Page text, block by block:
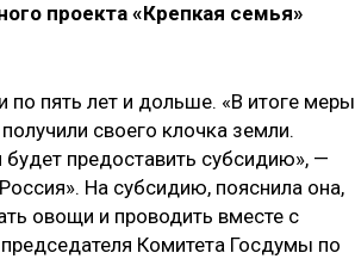
проекта «Крепкая семья»
по пять лет и дольше. «В итоге меры
своего клочка земли.
предоставить субсидию», —
На субсидию, пояснила она,
овощи и проводить вместе с
Комитета Госдумы по